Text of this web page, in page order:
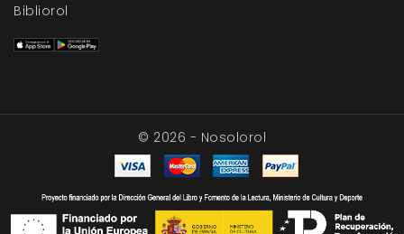
Bibliorol
© 2026 - Nosolorol